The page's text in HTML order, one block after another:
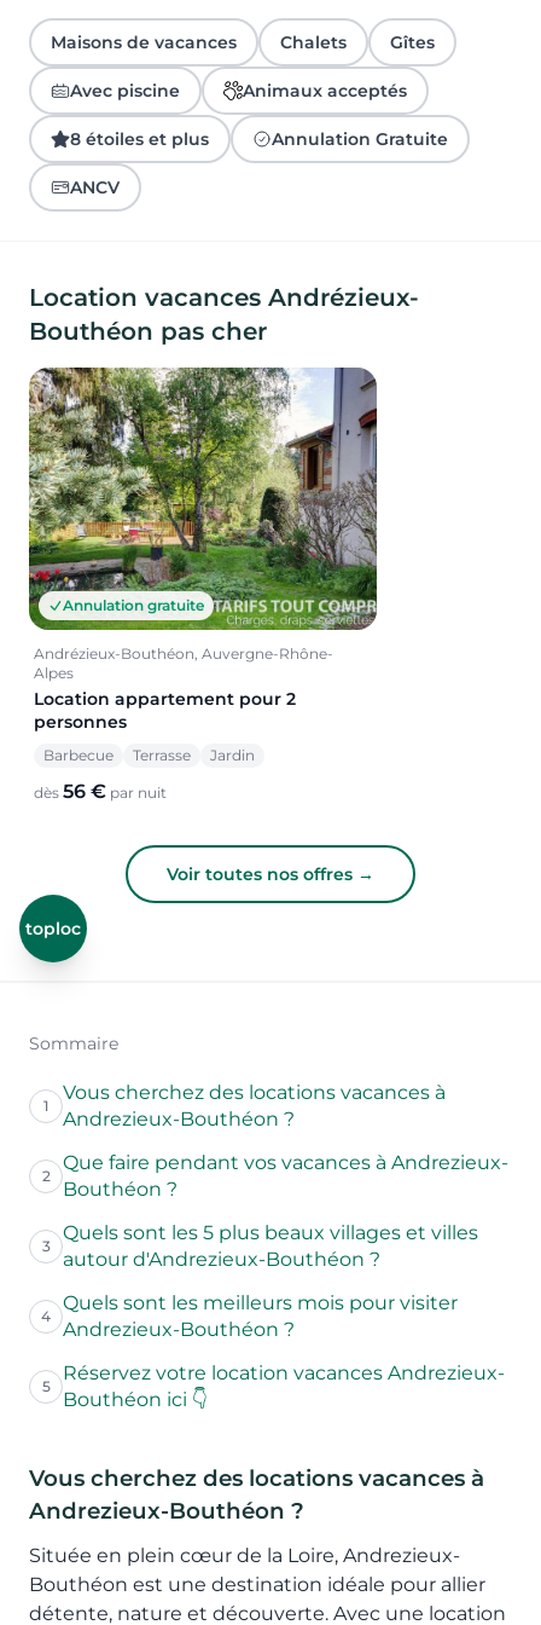
Maisons de vacances Chalets Gîtes
Avec piscine Animaux acceptés
8 étoiles et plus Annulation Gratuite
ANCV
Location vacances Andrézieux-
Bouthéon pas cher
Annulation gratuite
Andrézieux-Bouthéon, Auvergne-Rhône-
Alpes
Location appartement pour 2
personnes
Barbecue Terrasse Jardin
dès 56 € par nuit
Voir toutes nos offres →
toploc
Sommaire
1
Vous cherchez des locations vacances à
Andrezieux-Bouthéon ?
2
Que faire pendant vos vacances à Andrezieux-
Bouthéon ?
3
Quels sont les 5 plus beaux villages et villes
autour d'Andrezieux-Bouthéon ?
4
Quels sont les meilleurs mois pour visiter
Andrezieux-Bouthéon ?
5
Réservez votre location vacances Andrezieux-
Bouthéon ici 👇
Vous cherchez des locations vacances à
Andrezieux-Bouthéon ?
Située en plein cœur de la Loire, Andrezieux-
Bouthéon est une destination idéale pour allier
détente, nature et découverte. Avec une location